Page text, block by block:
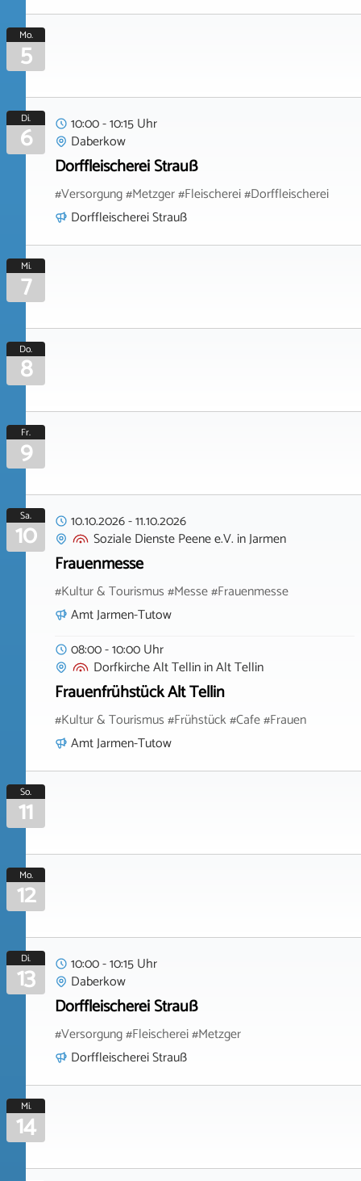
Mo.
5
Di.
6
10:00 - 10:15 Uhr
Daberkow
Dorffleischerei Strauß
#Versorgung #Metzger #Fleischerei #Dorffleischerei
Dorffleischerei Strauß
Mi.
7
Do.
8
Fr.
9
Sa.
10 10.10.2026-11.10.2026
Soziale Dienste Peene e.V. inJarmen
Frauenmesse
#Kultur & Tourismus #Messe #Frauenmesse
Amt Jarmen-Tutow
08:00 - 10:00 Uhr
Dorfkirche Alt TellininAlt Tellin
Frauenfrühstück Alt Tellin
#Kultur & Tourismus #Frühstück #Cafe #Frauen
Amt Jarmen-Tutow
So.
11
Mo.
12
Di.
13
10:00 - 10:15 Uhr
Daberkow
Dorffleischerei Strauß
#Versorgung #Fleischerei #Metzger
Dorffleischerei Strauß
Mi.
14